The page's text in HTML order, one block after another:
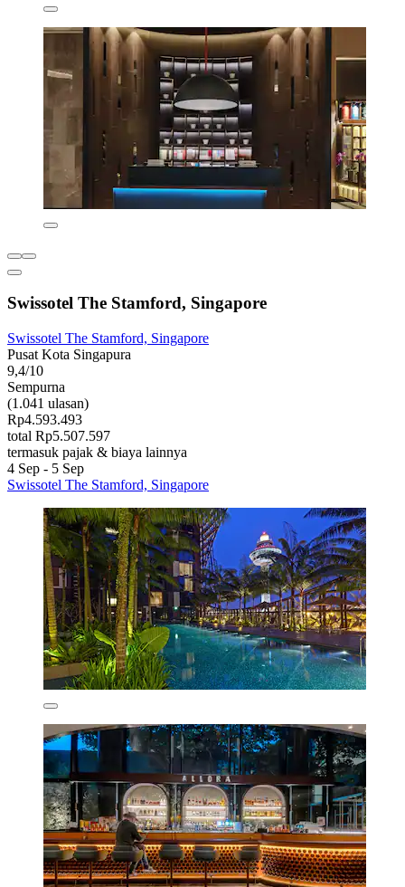
Swissotel The Stamford, Singapore
Swissotel The Stamford, Singapore
Pusat Kota Singapura
9,4/10
Sempurna
(1.041 ulasan)
Rp4.593.493
total Rp5.507.597
termasuk pajak & biaya lainnya
4 Sep - 5 Sep
Swissotel The Stamford, Singapore